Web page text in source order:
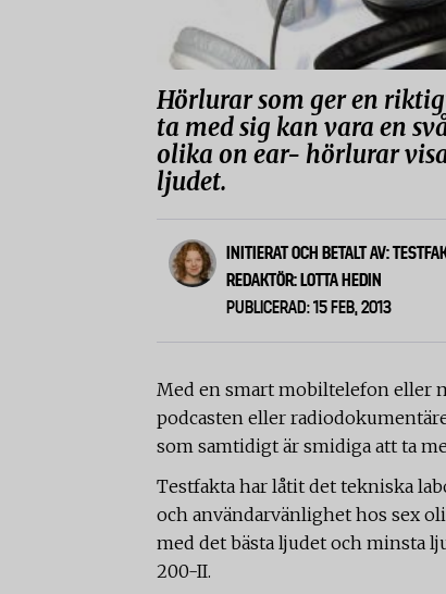
Hörlurar som ger en
ta med sig kan vara en
olika on ear- hörlurar
ljudet.
INITIERAT OCH BETALT AV:
REDAKTÖR: LOTTA HEDIN
PUBLICERAD: 15 FEB, 2013
Med en smart mobiltelefon eller
podcasten eller
som samtidigt är smidiga att ta
Testfakta har låtit det tekniska
och användarvänlighet hos sex
med det bästa ljudet och minsta
200-II.